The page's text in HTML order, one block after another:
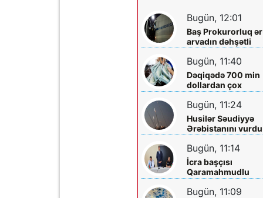
Bugün, 12:01
Baş Prokurorluq
arvadın dəhşətli
ölümü ilə bağlı -
Məlumat yaydı
Bugün, 11:40
Dəqiqədə 700 min
dollardan çox
qazanıblar…
Bugün, 11:24
Husilər Səudiyyə
Ərəbistanını
Yaralılar var
Bugün, 11:14
İcra başçısı
Qaramahmudlu
sakinləri ilə
Bugün, 11:09